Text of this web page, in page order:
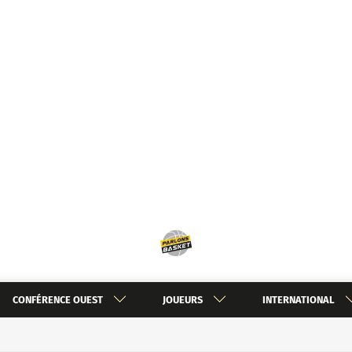
CONFÉRENCE OUEST JOUEURS INTERNATIONAL